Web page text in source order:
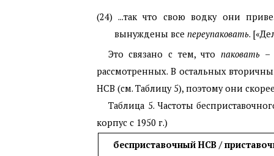
(24) ...так что свою водку они
вынуждены всепереупаковать.
Это связано с тем, что паковать –
рассмотренных. В остальных
НСВ (см. Таблицу 5), поэтому они
Таблица 5. Частоты
корпус с 1950 г.)
бесприставочный НСВ /